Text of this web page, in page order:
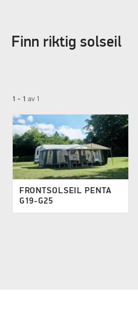
Finn riktig solseil
1 - 1 av 1
FRONTSOLSEIL PENTA
G19-G25